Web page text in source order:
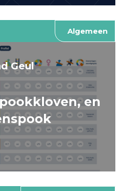
Algemeen
Geul
en